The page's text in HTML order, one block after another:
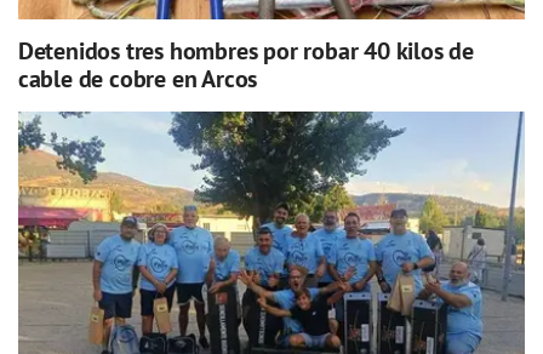
Detenidos tres hombres por robar 40 kilos de
cable de cobre en Arcos